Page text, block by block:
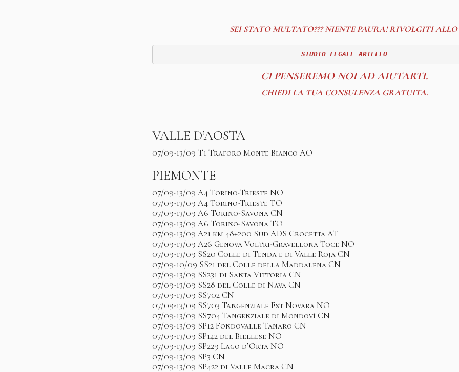
SEI STATO MULTATO??? NIENTE PAURA! RIVOLGITI ALLO
STUDIO LEGALE ARIELLO
CI PENSEREMO NOI AD AIUTARTI.
CHIEDI LA TUA CONSULENZA GRATUITA.
VALLE D’AOSTA
07/09-13/09 T1 Traforo Monte Bianco AO
PIEMONTE
07/09-13/09 A4 Torino-Trieste NO
07/09-13/09 A4 Torino-Trieste TO
07/09-13/09 A6 Torino-Savona CN
07/09-13/09 A6 Torino-Savona TO
07/09-13/09 A21 km 48+200 Sud ADS Crocetta AT
07/09-13/09 A26 Genova Voltri-Gravellona Toce NO
07/09-13/09 SS20 Colle di Tenda e di Valle Roja CN
07/09-10/09 SS21 del Colle della Maddalena CN
07/09-13/09 SS231 di Santa Vittoria CN
07/09-13/09 SS28 del Colle di Nava CN
07/09-13/09 SS702 CN
07/09-13/09 SS703 Tangenziale Est Novara NO
07/09-13/09 SS704 Tangenziale di Mondovì CN
07/09-13/09 SP12 Fondovalle Tanaro CN
07/09-13/09 SP142 del Biellese NO
07/09-13/09 SP229 Lago d’Orta NO
07/09-13/09 SP3 CN
07/09-13/09 SP422 di Valle Macra CN